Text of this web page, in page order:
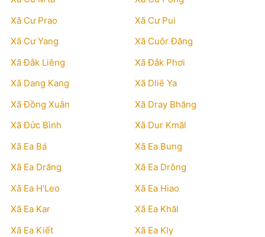
Xã Cư Prao
Xã Cư Pui
Xã Cư Yang
Xã Cuôr Đăng
Xã Đắk Liêng
Xã Đắk Phơi
Xã Dang Kang
Xã Dliê Ya
Xã Đồng Xuân
Xã Dray Bhăng
Xã Đức Bình
Xã Dur Kmăl
Xã Ea Bá
Xã Ea Bung
Xã Ea Drăng
Xã Ea Drông
Xã Ea H'Leo
Xã Ea Hiao
Xã Ea Kar
Xã Ea Khăl
Xã Ea Kiết
Xã Ea Kly